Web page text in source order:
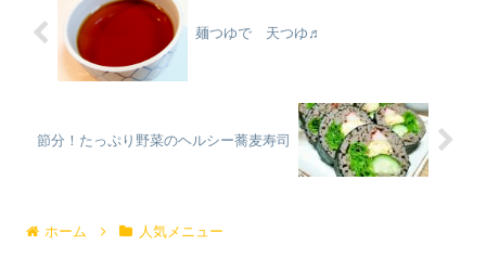
麺つゆで 天つゆ♬
節分！たっぷり野菜のヘルシー蕎麦寿司
ホーム 人気メニュー